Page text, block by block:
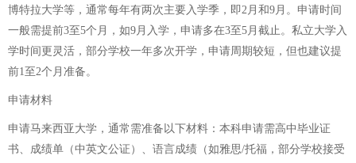
博特拉大学等，通常每年有两次主要入学季，即2月和9月。申请时间
一般需提前3至5个月，如9月入学，申请多在3至5月截止。私立大学入
学时间更灵活，部分学校一年多次开学，申请周期较短，但也建议提
前1至2个月准备。
申请材料
申请马来西亚大学，通常需准备以下材料：本科申请需高中毕业证
书、成绩单（中英文公证）、语言成绩（如雅思/托福，部分学校接受